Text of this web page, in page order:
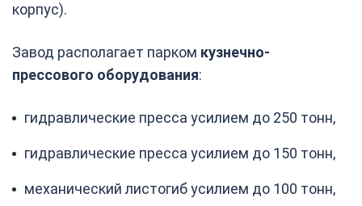
корпус).
Завод располагает парком кузнечно-
прессового оборудования:
гидравлические пресса усилием до 250 тонн,
гидравлические пресса усилием до 150 тонн,
механический листогиб усилием до 100 тонн,